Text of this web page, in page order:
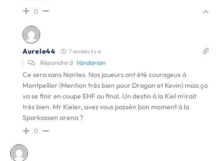
0
Aurele44 7 années il y a
Répondre à Vardarian
Ce sera sans Nantes. Nos joueurs ont été courageux à
Montpellier (Mention très bien pour Dragan et Kevin) mais ça
va se finir en coupe EHF au final. Un destin à la Kiel m'irait
très bien. Mr Kieler, avez vous passén bon moment à la
Sparkassen arena ?
0